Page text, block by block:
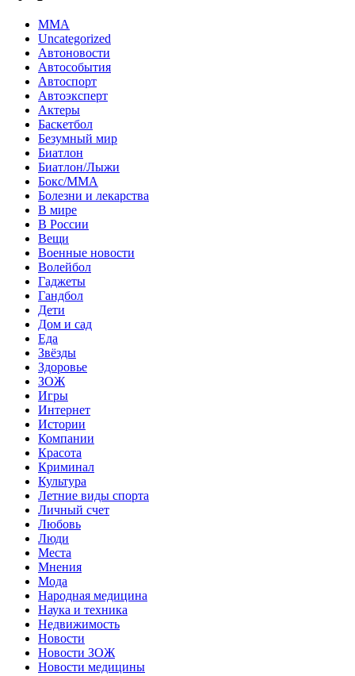
MMA
Uncategorized
Автоновости
Автособытия
Автоспорт
Автоэксперт
Актеры
Баскетбол
Безумный мир
Биатлон
Биатлон/Лыжи
Бокс/MMA
Болезни и лекарства
В мире
В России
Вещи
Военные новости
Волейбол
Гаджеты
Гандбол
Дети
Дом и сад
Еда
Звёзды
Здоровье
ЗОЖ
Игры
Интернет
Истории
Компании
Красота
Криминал
Культура
Летние виды спорта
Личный счет
Любовь
Люди
Места
Мнения
Мода
Народная медицина
Наука и техника
Недвижимость
Новости
Новости ЗОЖ
Новости медицины